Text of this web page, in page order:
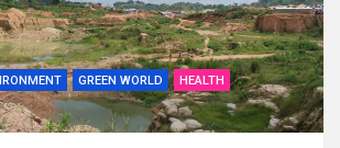
GREEN WORLD
HEALTH